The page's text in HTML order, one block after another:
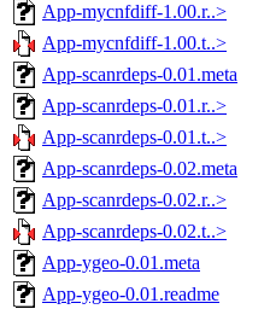
App-mycnfdiff-1.00.r..>
App-mycnfdiff-1.00.t..>
App-scanrdeps-0.01.meta
App-scanrdeps-0.01.r..>
App-scanrdeps-0.01.t..>
App-scanrdeps-0.02.meta
App-scanrdeps-0.02.r..>
App-scanrdeps-0.02.t..>
App-ygeo-0.01.meta
App-ygeo-0.01.readme